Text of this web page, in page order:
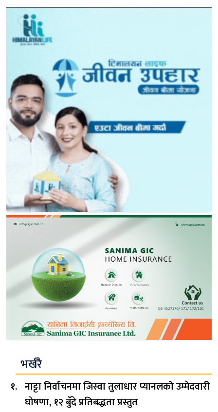
भर्खरै
नाट्टा निर्वाचनमा जिस्वा तुलाधार प्यानलको उम्मेदवारी
घोषणा, १२ बुँदे प्रतिबद्धता प्रस्तुत